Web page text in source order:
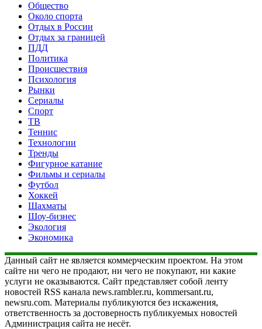
Общество
Около спорта
Отдых в России
Отдых за границей
ПДД
Политика
Происшествия
Психология
Рынки
Сериалы
Спорт
ТВ
Теннис
Технологии
Тренды
Фигурное катание
Фильмы и сериалы
Футбол
Хоккей
Шахматы
Шоу-бизнес
Экология
Экономика
Данный сайт не является коммерческим проектом. На этом
сайте ни чего не продают, ни чего не покупают, ни какие
услуги не оказываются. Сайт представляет собой ленту
новостей RSS канала news.rambler.ru, kommersant.ru,
newsru.com. Материалы публикуются без искажения,
ответственность за достоверность публикуемых новостей
Администрация сайта не несёт.